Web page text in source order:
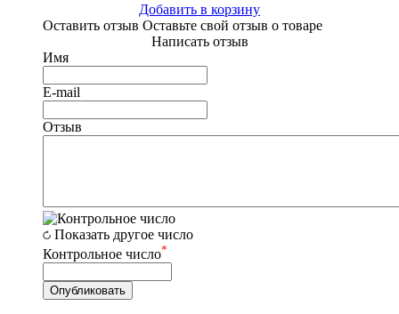
Добавить в корзину
Оставить отзыв Оставьте свой отзыв о товаре
Написать отзыв
Имя
E-mail
Отзыв
Показать другое число
Контрольное число*